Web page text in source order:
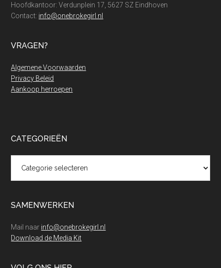
Hoofdkantoor: Verdunplein 17, 5627 SZ Eindhoven
Contact: info@onebrokegirl.nl
VRAGEN?
Algemene Voorwaarden
Privacy Beleid
Aankoop herroepen
CATEGORIEËN
SAMENWERKEN
Mail naar info@onebrokegirl.nl
Download de Media Kit